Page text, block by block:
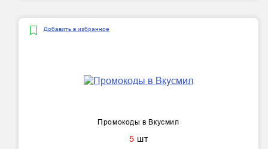
Добавить в избранное
Промокоды в Вкусмил
5 шт